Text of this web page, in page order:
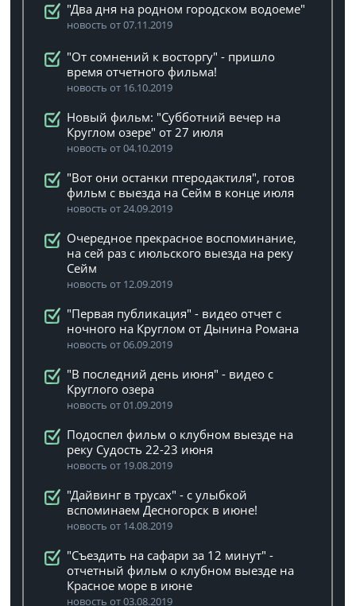
"Два дня на родном городском водоеме"
новость от 07.11.2019
"От сомнений к восторгу" - пришло
время отчетного фильма!
новость от 16.10.2019
Новый фильм: "Субботний вечер на
Круглом озере" от 27 июля
новость от 04.10.2019
"Вот они останки птеродактиля", готов
фильм с выезда на Сейм в конце июля
новость от 24.09.2019
Очередное прекрасное воспоминание,
на сей раз с июльского выезда на реку
Сейм
новость от 12.09.2019
"Первая публикация" - видео отчет с
ночного на Круглом от Дынина Романа
новость от 06.09.2019
"В последний день июня" - видео с
Круглого озера
новость от 01.09.2019
Подоспел фильм о клубном выезде на
реку Судость 22-23 июня
новость от 19.08.2019
"Дайвинг в трусах" - с улыбкой
вспоминаем Десногорск в июне!
новость от 14.08.2019
"Съездить на сафари за 12 минут" -
отчетный фильм о клубном выезде на
Красное море в июне
новость от 03.08.2019